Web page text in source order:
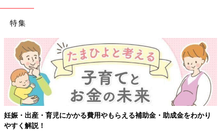
特集
妊娠・出産・育児にかかる費用やもらえる補助金・助成金をわかり
やすく解説！